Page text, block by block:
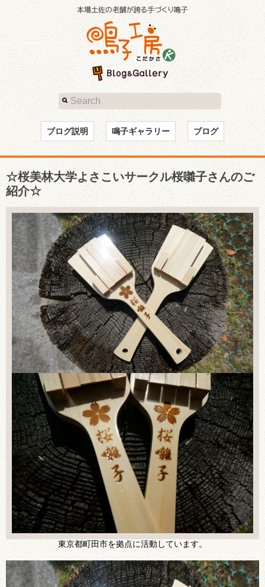
ブログ説明 鳴子ギャラリー ブログ
☆桜美林大学よさこいサークル桜囃子さんのご
紹介☆
東京都町田市を拠点に活動しています。